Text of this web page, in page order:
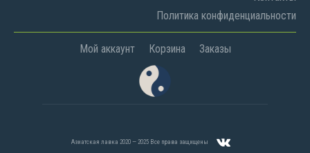
Политика конфиденциальности
Мой аккаунт Корзина Заказы
Азиатская лавка 2020 — 2025 Все права защищены